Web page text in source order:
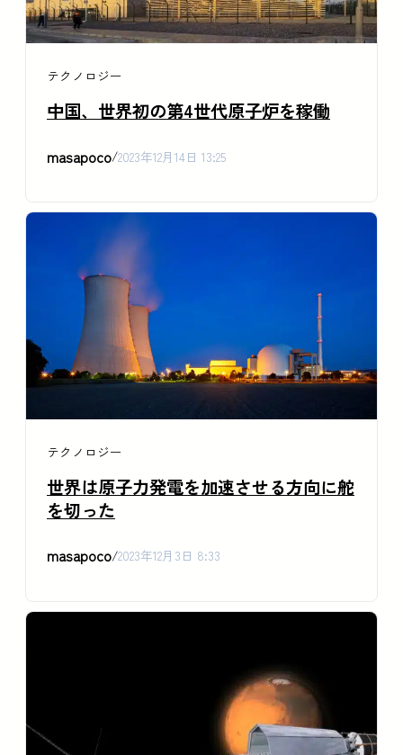
テクノロジー
中国、世界初の第4世代原子炉を稼働
masapoco/2023年12月14日 13:25
テクノロジー
世界は原子力発電を加速させる方向に舵
を切った
masapoco/2023年12月3日 8:33